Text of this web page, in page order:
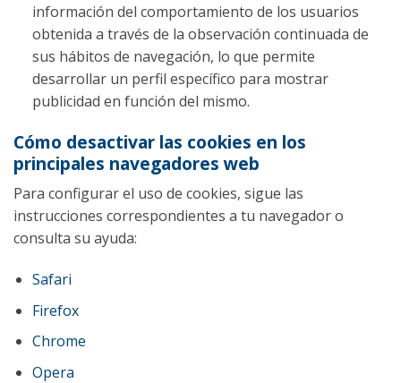
información del comportamiento de los usuarios
obtenida a través de la observación continuada de
sus hábitos de navegación, lo que permite
desarrollar un perfil específico para mostrar
publicidad en función del mismo.
Cómo desactivar las cookies en los
principales navegadores web
Para configurar el uso de cookies, sigue las
instrucciones correspondientes a tu navegador o
consulta su ayuda:
Safari
Firefox
Chrome
Opera